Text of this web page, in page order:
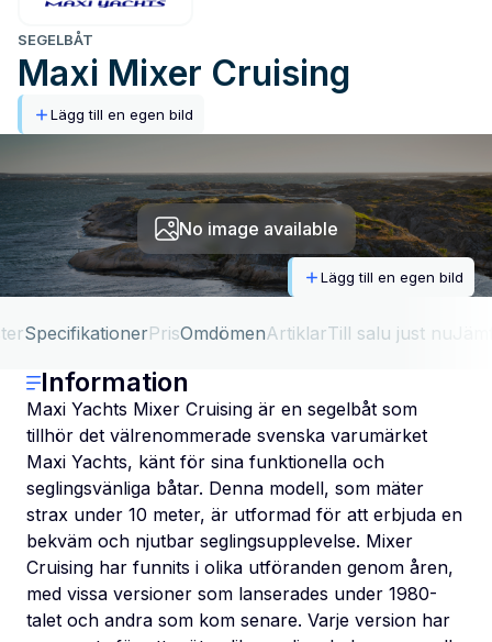
SEGELBÅT
Maxi Mixer Cruising
Lägg till en egen bild
No image available
Lägg till en egen bild
SpecifikationerPrisOmdömenArtiklarTill salu just nu
Information
Maxi Yachts Mixer Cruising är en segelbåt som
tillhör det välrenommerade svenska varumärket
Maxi Yachts, känt för sina funktionella och
seglingsvänliga båtar. Denna modell, som mäter
strax under 10 meter, är utformad för att erbjuda en
bekväm och njutbar seglingsupplevelse. Mixer
Cruising har funnits i olika utföranden genom åren,
med vissa versioner som lanserades under 1980-
talet och andra som kom senare. Varje version har